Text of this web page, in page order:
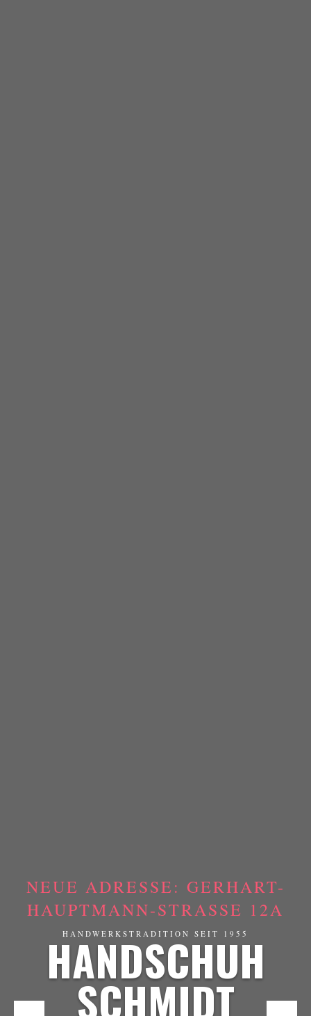
NEUE ADRESSE: GERHART-
HAUPTMANN-STRASSE 12A
HANDWERKSTRADITION SEIT 1955
HANDSCHUH
SCHMIDT